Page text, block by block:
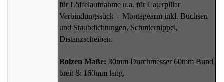
für Löffelaufnahme u.a. für Caterpillar
Verbindungssück + Montagearm inkl. Buchsen
und Staubdichtungen, Schmiernippel,
Distanzscheiben.
Bolzen Maße: 30mm Durchmesser 60mm Bund
breit & 160mm lang.